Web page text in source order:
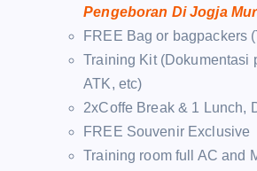
Pengeboran Di Jogja
FREE Bag or bagpackers
Training Kit (Dokumentasi
ATK, etc)
2xCoffe Break & 1 Lunch,
FREE Souvenir Exclusive
Training room full AC and